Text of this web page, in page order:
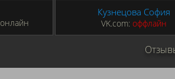
онлайн
Кузнецова София
VK.com:оффлайн